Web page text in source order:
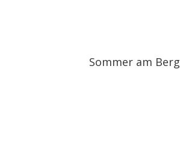
Sommer am Berg